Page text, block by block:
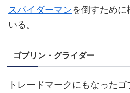
スパイダーマンを倒すため
いる。
ゴブリン・グライダー
トレードマークにもなった